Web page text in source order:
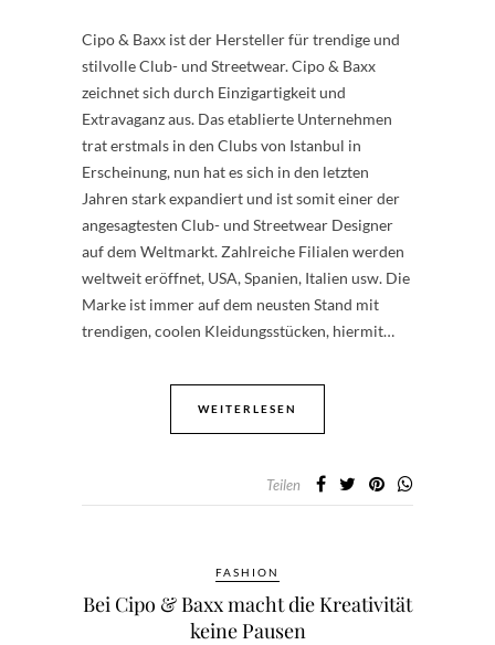
Cipo & Baxx ist der Hersteller für trendige und
stilvolle Club- und Streetwear. Cipo & Baxx
zeichnet sich durch Einzigartigkeit und
Extravaganz aus. Das etablierte Unternehmen
trat erstmals in den Clubs von Istanbul in
Erscheinung, nun hat es sich in den letzten
Jahren stark expandiert und ist somit einer der
angesagtesten Club- und Streetwear Designer
auf dem Weltmarkt. Zahlreiche Filialen werden
weltweit eröffnet, USA, Spanien, Italien usw. Die
Marke ist immer auf dem neusten Stand mit
trendigen, coolen Kleidungsstücken, hiermit…
WEITERLESEN
Teilen
FASHION
Bei Cipo & Baxx macht die Kreativität
keine Pausen